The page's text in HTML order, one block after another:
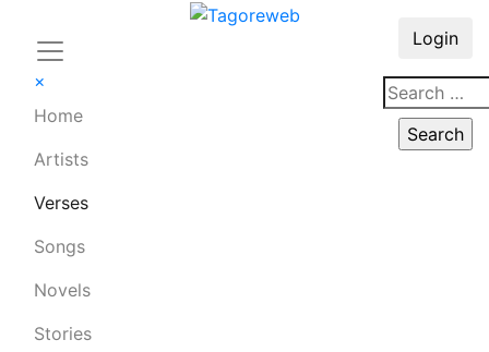
×
Home
Artists
Verses
Songs
Novels
Stories
Login